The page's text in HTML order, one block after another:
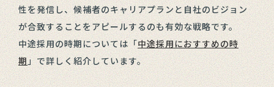
性を発信し、候補者のキャリアプランと自社のビジョン
が合致することをアピールするのも有効な戦略です。
中途採用の時期については「中途採用におすすめの時
期 」で詳しく紹介しています。